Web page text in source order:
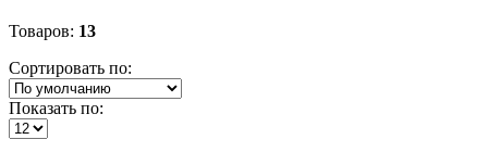
Товаров: 13
Сортировать по:
Показать по: